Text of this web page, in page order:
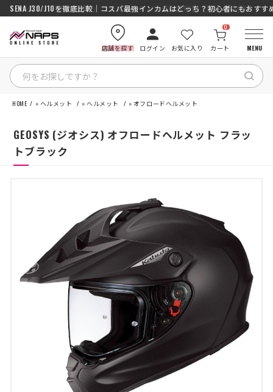
SENA J30/J10を徹底比較｜コスパ最強インカムはどっち？初心者にもおすす
店舗を探す ログイン お気に入り カート
0
MENU
カテゴリから探す
ナップスメンバーズ
店舗を探す
コーポレートサイト
採用情報
特定商取引法に基づく表記
古物営業法に基づく表示/保険勧誘
方針
商品レビュー利用規約
プライバシーポリシー
返金ポリシー
HOME » ヘルメット » ヘルメット » オフロードヘルメット
GEOSYS (ジオシス) オフロードヘルメット フラッ
トブラック
>